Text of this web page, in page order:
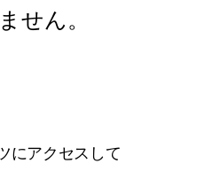
せん。
にアクセスして